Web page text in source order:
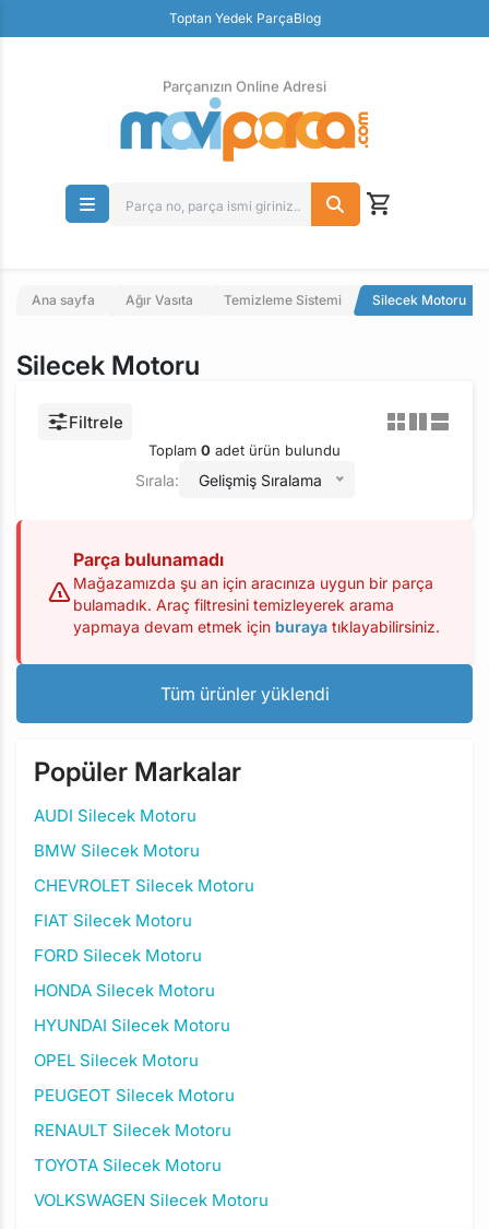
Toptan Yedek ParçaBlog
Parçanızın Online Adresi
Ana sayfa Ağır Vasıta Temizleme Sistemi Silecek Motoru
Silecek Motoru
Filtrele
Toplam 0 adet ürün bulundu
Sırala: Gelişmiş Sıralama
Parça bulunamadı
Mağazamızda şu an için aracınıza uygun bir parça
bulamadık. Araç filtresini temizleyerek arama
yapmaya devam etmek için buraya tıklayabilirsiniz.
Tüm ürünler yüklendi
Popüler Markalar
AUDI Silecek Motoru
BMW Silecek Motoru
CHEVROLET Silecek Motoru
FIAT Silecek Motoru
FORD Silecek Motoru
HONDA Silecek Motoru
HYUNDAI Silecek Motoru
OPEL Silecek Motoru
PEUGEOT Silecek Motoru
RENAULT Silecek Motoru
TOYOTA Silecek Motoru
VOLKSWAGEN Silecek Motoru